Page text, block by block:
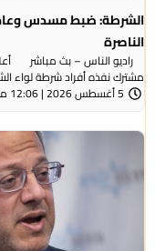
الشرطة: ضبط مسدس
الناصرة
مشترك نفذه أفراد شرطة لواء
5 أغسطس 2026 | 12:06 مساءً